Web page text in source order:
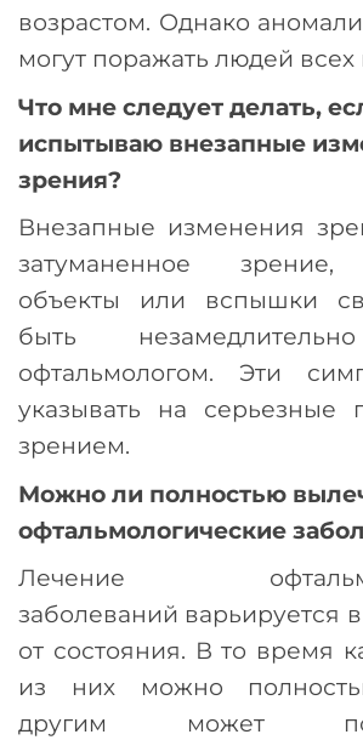
возрастом. Однако
могут поражать людей всех
Что мне следует делать,
испытываю внезапные
зрения?
Внезапные изменения
затуманенное
объекты или вспышки
быть
офтальмологом. Эти
указывать на серьезные
зрением.
Можно ли полностью
офтальмологические
Лечение
заболеваний варьируется
от состояния. В то время
из них можно
другим может